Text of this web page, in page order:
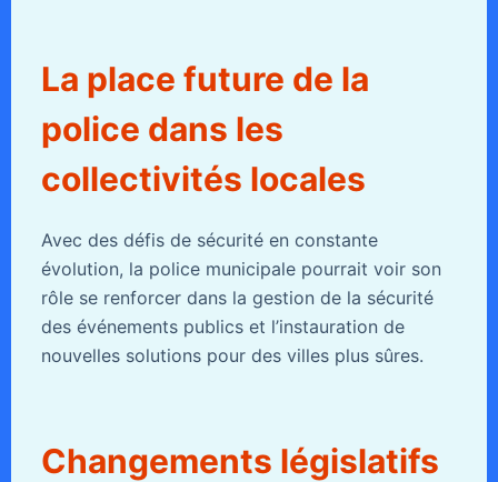
La place future de la
police dans les
collectivités locales
Avec des défis de sécurité en constante
évolution, la police municipale pourrait voir son
rôle se renforcer dans la gestion de la sécurité
des événements publics et l’instauration de
nouvelles solutions pour des villes plus sûres.
Changements législatifs